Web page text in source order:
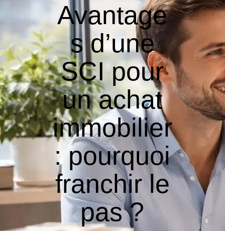
Avantage
s d’une
SCI pour
un achat
immobilier
: pourquoi
franchir le
pas ?